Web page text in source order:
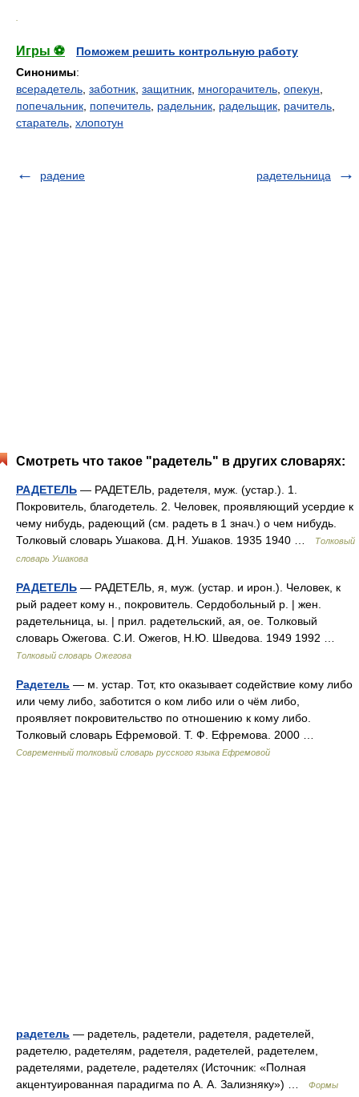
Игры ⚽
Поможем решить контрольную работу
Синонимы:
всерадетель заботник защитник многорачитель опекун
попечальник попечитель радельник радельщик рачитель
старатель хлопотун
радение радетельница
Смотреть что такое "радетель" в других словарях:
РАДЕТЕЛЬ — РАДЕТЕЛЬ, радетеля, муж. (устар.). 1.
Покровитель, благодетель. 2. Человек, проявляющий усердие к
чему нибудь, радеющий (см. радеть в 1 знач.) о чем нибудь.
Толковый словарь Ушакова. Д.Н. Ушаков. 1935 1940 …
Толковый
словарь Ушакова
РАДЕТЕЛЬ — РАДЕТЕЛЬ, я, муж. (устар. и ирон.). Человек, к
рый радеет кому н., покровитель. Сердобольный р. | жен.
радетельница, ы. | прил. радетельский, ая, ое. Толковый
словарь Ожегова. С.И. Ожегов, Н.Ю. Шведова. 1949 1992 …
Толковый словарь Ожегова
Радетель — м. устар. Тот, кто оказывает содействие кому либо
или чему либо, заботится о ком либо или о чём либо,
проявляет покровительство по отношению к кому либо.
Толковый словарь Ефремовой. Т. Ф. Ефремова. 2000 …
Современный толковый словарь русского языка Ефремовой
радетель — радетель, радетели, радетеля, радетелей,
радетелю, радетелям, радетеля, радетелей, радетелем,
радетелями, радетеле, радетелях (Источник: «Полная
акцентуированная парадигма по А. А. Зализняку») …
Формы